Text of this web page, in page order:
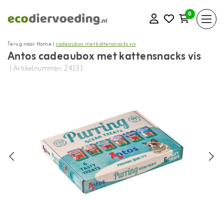
0
Terug naar Home |cadeaubox met kattensnacks vis
Antos cadeaubox met kattensnacks vis
| Artikelnummer: 24131